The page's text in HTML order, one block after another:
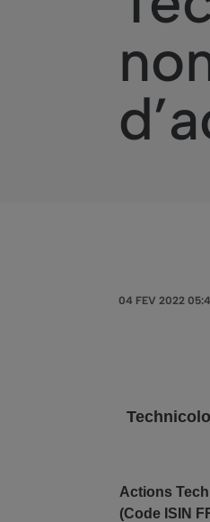
04 FEV 2022
Actions
(Code ISIN